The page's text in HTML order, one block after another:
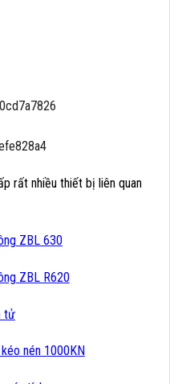
rất nhiều thiết bị liên quan
ZBL 630
ZBL R620
tử
nén 1000KN